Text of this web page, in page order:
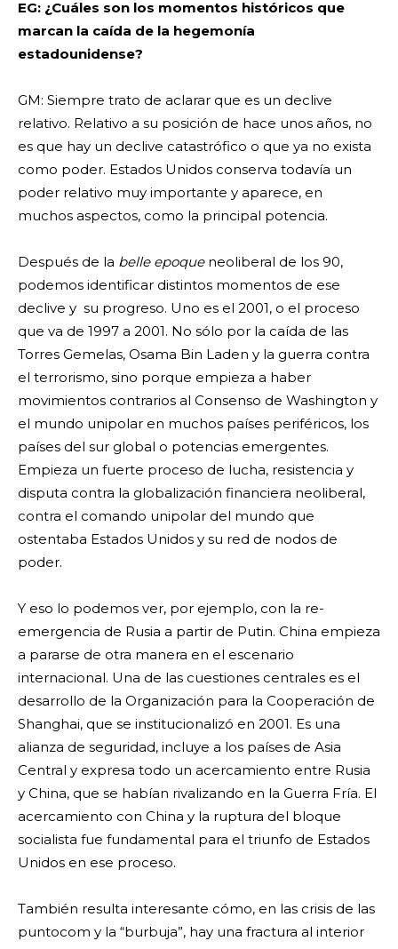
EG: ¿Cuáles son los momentos históricos que
marcan la caída de la hegemonía
estadounidense?
GM: Siempre trato de aclarar que es un declive
relativo. Relativo a su posición de hace unos años, no
es que hay un declive catastrófico o que ya no exista
como poder. Estados Unidos conserva todavía un
poder relativo muy importante y aparece, en
muchos aspectos, como la principal potencia.
Después de la belle epoqueneoliberal de los 90,
podemos identificar distintos momentos de ese
declive y su progreso. Uno es el 2001, o el proceso
que va de 1997 a 2001. No sólo por la caída de las
Torres Gemelas, Osama Bin Laden y la guerra contra
el terrorismo, sino porque empieza a haber
movimientos contrarios al Consenso de Washington y
el mundo unipolar en muchos países periféricos, los
países del sur global o potencias emergentes.
Empieza un fuerte proceso de lucha, resistencia y
disputa contra la globalización financiera neoliberal,
contra el comando unipolar del mundo que
ostentaba Estados Unidos y su red de nodos de
poder.
Y eso lo podemos ver, por ejemplo, con la re-
emergencia de Rusia a partir de Putin. China empieza
a pararse de otra manera en el escenario
internacional. Una de las cuestiones centrales es el
desarrollo de la Organización para la Cooperación de
Shanghai, que se institucionalizó en 2001. Es una
alianza de seguridad, incluye a los países de Asia
Central y expresa todo un acercamiento entre Rusia
y China, que se habían rivalizando en la Guerra Fría. El
acercamiento con China y la ruptura del bloque
socialista fue fundamental para el triunfo de Estados
Unidos en ese proceso.
También resulta interesante cómo, en las crisis de las
puntocom y la “burbuja”, hay una fractura al interior